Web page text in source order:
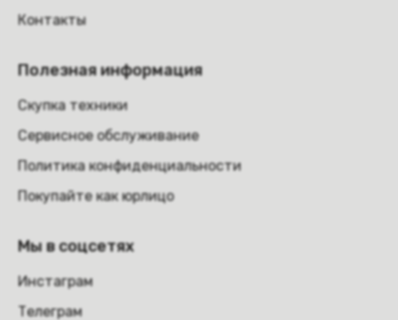
Контакты
Полезная информация
Скупка техники
Сервисное обслуживание
Политика конфиденциальности
Покупайте как юрлицо
Мы в соцсетях
Инстаграм
Телеграм